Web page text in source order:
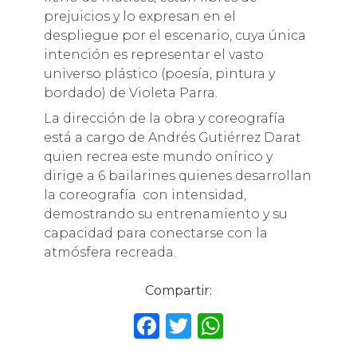
prejuicios y lo expresan en el
despliegue por el escenario, cuya única
intención es representar el vasto
universo plástico (poesía, pintura y
bordado) de Violeta Parra.
La dirección de la obra y coreografía
está a cargo de Andrés Gutiérrez Darat
quien recrea este mundo onírico y
dirige a 6 bailarines quienes desarrollan
la coreografía con intensidad,
demostrando su entrenamiento y su
capacidad para conectarse con la
atmósfera recreada.
Compartir:
F T W